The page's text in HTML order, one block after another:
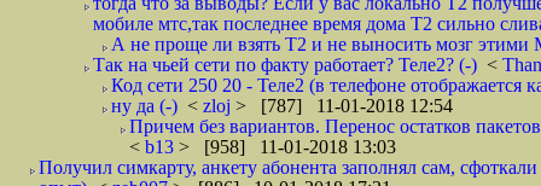
мобиле мтс,так последнее время дома Т2 сильно
А не проще ли взять Т2 и не выносить мозг
Так на чьей сети по факту работает? Теле2? (-) <
Код сети 250 20 - Теле2 (в телефоне отображается
ну да (-) < zloj > [787] 11-01-2018 12:54
Причем без вариантов. Перенос остатков
< b13 > [958] 11-01-2018 13:03
Получил симкарту, анкету абонента заполнял сам,